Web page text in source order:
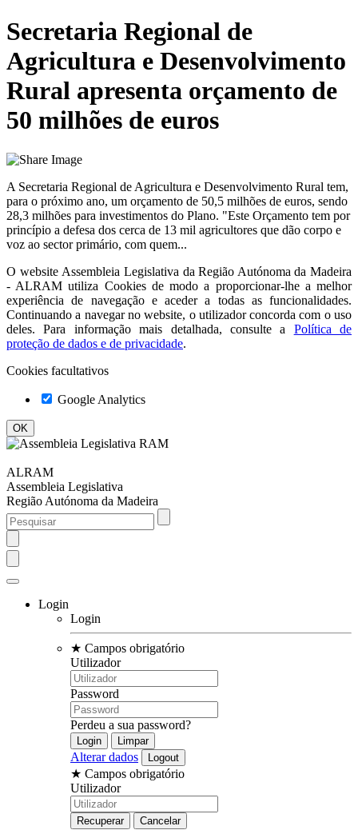
Secretaria Regional de
Agricultura e Desenvolvimento
Rural apresenta orçamento de
50 milhões de euros
A Secretaria Regional de Agricultura e Desenvolvimento Rural tem,
para o próximo ano, um orçamento de 50,5 milhões de euros, sendo
28,3 milhões para investimentos do Plano. "Este Orçamento tem por
princípio a defesa dos cerca de 13 mil agricultores que dão corpo e
voz ao sector primário, com quem...
O website Assembleia Legislativa da Região Autónoma da Madeira
- ALRAM utiliza Cookies de modo a proporcionar-lhe a melhor
experiência de navegação e aceder a todas as funcionalidades.
Continuando a navegar no website, o utilizador concorda com o uso
deles. Para informação mais detalhada, consulte a
Política de
proteção de dados e de privacidade.
Cookies facultativos
Google Analytics
ALRAM
Assembleia Legislativa
Região Autónoma da Madeira
Login
Login
★ Campos obrigatório
Utilizador
Password
Perdeu a sua password?
Alterar dados
★ Campos obrigatório
Utilizador